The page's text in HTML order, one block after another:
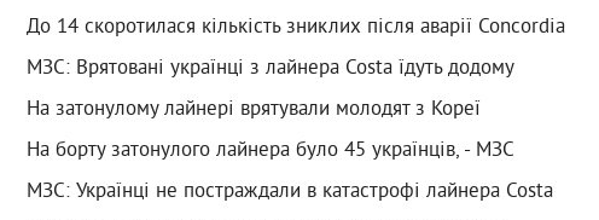
До 14 скоротилася кількість зниклих після аварії Concordia
МЗС: Врятовані українці з лайнера Costa їдуть додому
На затонулому лайнері врятували молодят з Кореї
На борту затонулого лайнера було 45 українців, - МЗС
МЗС: Українці не постраждали в катастрофі лайнера Costa